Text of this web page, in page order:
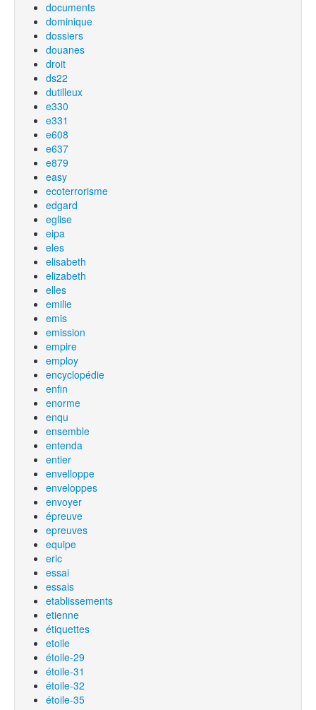
documents
dominique
dossiers
douanes
droit
ds22
dutilleux
e330
e331
e608
e637
e879
easy
ecoterrorisme
edgard
eglise
eipa
eles
elisabeth
elizabeth
elles
emilie
emis
emission
empire
employ
encyclopédie
enfin
enorme
enqu
ensemble
entenda
entier
envelloppe
enveloppes
envoyer
épreuve
epreuves
equipe
eric
essai
essais
etablissements
etienne
étiquettes
etoile
étoile-29
étoile-31
étoile-32
étoile-35